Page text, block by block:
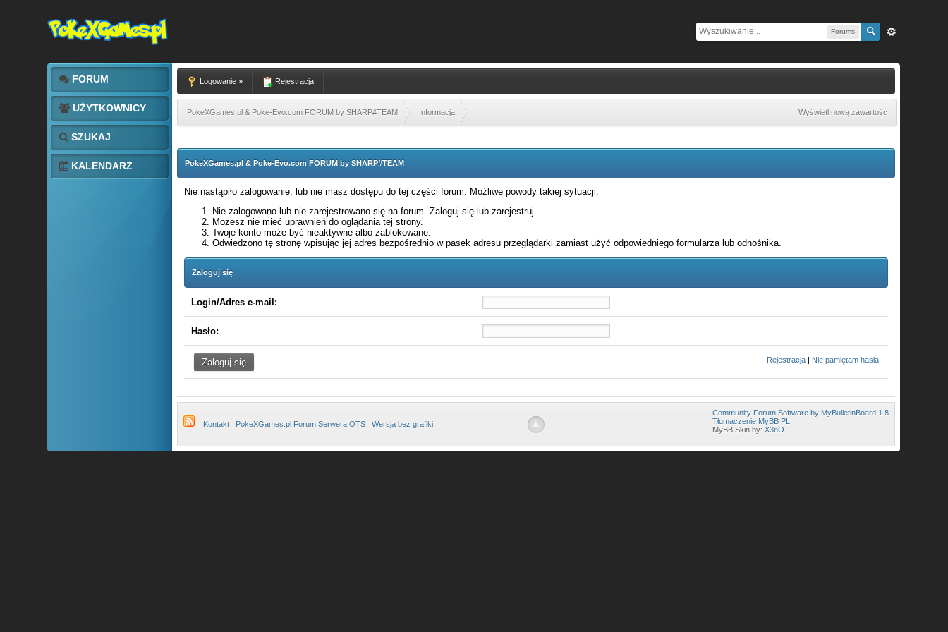
Forums
FORUM
UŻYTKOWNICY
SZUKAJ
KALENDARZ
Logowanie » Rejestracja
PokeXGames.pl & Poke-Evo.com FORUM by SHARP#TEAM Informacja Wyświetl nową zawartość
PokeXGames.pl & Poke-Evo.com FORUM by SHARP#TEAM
Nie nastąpiło zalogowanie, lub nie masz dostępu do tej części forum. Możliwe powody takiej sytuacji:
Nie zalogowano lub nie zarejestrowano się na forum. Zaloguj się lub zarejestruj.
Możesz nie mieć uprawnień do oglądania tej strony.
Twoje konto może być nieaktywne albo zablokowane.
Odwiedzono tę stronę wpisując jej adres bezpośrednio w pasek adresu przeglądarki zamiast użyć odpowiedniego formularza lub odnośnika.
Zaloguj się
Login/Adres e-mail:
Hasło:
Rejestracja | Nie pamiętam hasła
Kontakt PokeXGames.pl Forum Serwera OTS Wersja bez grafiki
Community Forum Software by MyBulletinBoard 1.8
Tłumaczenie MyBB PL
MyBB Skin by:X3nO